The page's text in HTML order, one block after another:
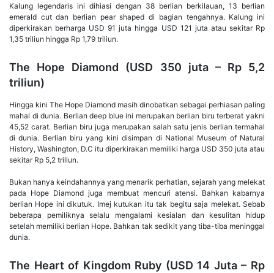
Kalung legendaris ini dihiasi dengan 38 berlian berkilauan, 13 berlian
emerald cut dan berlian pear shaped di bagian tengahnya. Kalung ini
diperkirakan berharga USD 91 juta hingga USD 121 juta atau sekitar Rp
1,35 triliun hingga Rp 1,79 triliun.
The Hope Diamond (USD 350 juta – Rp 5,2
triliun)
Hingga kini The Hope Diamond masih dinobatkan sebagai perhiasan paling
mahal di dunia. Berlian deep blue ini merupakan berlian biru terberat yakni
45,52 carat. Berlian biru juga merupakan salah satu jenis berlian termahal
di dunia. Berlian biru yang kini disimpan di National Museum of Natural
History, Washington, D.C itu diperkirakan memiliki harga USD 350 juta atau
sekitar Rp 5,2 triliun.
Bukan hanya keindahannya yang menarik perhatian, sejarah yang melekat
pada Hope Diamond juga membuat mencuri atensi. Bahkan kabarnya
berlian Hope ini dikutuk. Imej kutukan itu tak begitu saja melekat. Sebab
beberapa pemiliknya selalu mengalami kesialan dan kesulitan hidup
setelah memiliki berlian Hope. Bahkan tak sedikit yang tiba-tiba meninggal
dunia.
The Heart of Kingdom Ruby (USD 14 Juta – Rp